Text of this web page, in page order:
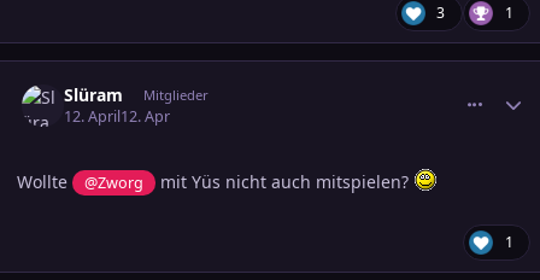
3 1
Slüram Mitglieder
12. April12. Apr
Wollte @Zworg mit Yüs nicht auch mitspielen?
1